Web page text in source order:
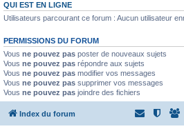
QUI EST EN LIGNE
Utilisateurs parcourant ce forum : Aucun utilisateur
PERMISSIONS DU FORUM
Vous ne pouvez pas poster de nouveaux sujets
Vous ne pouvez pas répondre aux sujets
Vous ne pouvez pas modifier vos messages
Vous ne pouvez pas supprimer vos messages
Vous ne pouvez pas joindre des fichiers
Index du forum